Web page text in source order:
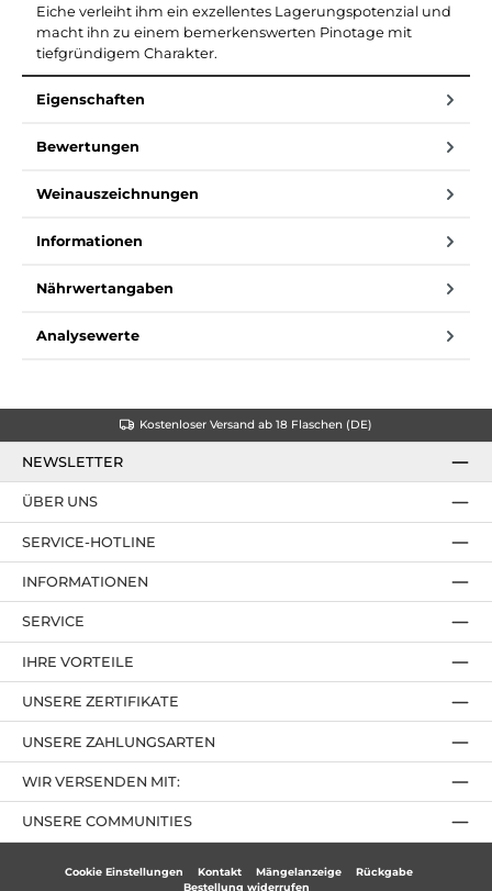
Eiche verleiht ihm ein exzellentes Lagerungspotenzial und
macht ihn zu einem bemerkenswerten Pinotage mit
tiefgründigem Charakter.
Eigenschaften
Bewertungen
Weinauszeichnungen
Informationen
Nährwertangaben
Analysewerte
Kostenloser Versand ab 18 Flaschen (DE)
NEWSLETTER
SERVICE-HOTLINE
IHRE VORTEILE
UNSERE ZAHLUNGSARTEN
ÜBER UNS
UNSERE ZERTIFIKATE
INFORMATIONEN
SERVICE
UNSERE COMMUNITIES
WIR VERSENDEN MIT:
Cookie Einstellungen Kontakt Mängelanzeige
Rückgabe
Bestellung widerrufen